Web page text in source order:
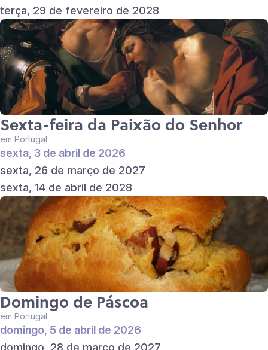
terça, 29 de fevereiro de 2028
Sexta-feira da Paixão do Senhor
em Portugal
sexta, 3 de abril de 2026
sexta, 26 de março de 2027
sexta, 14 de abril de 2028
Domingo de Páscoa
em Portugal
domingo, 5 de abril de 2026
domingo, 28 de março de 2027